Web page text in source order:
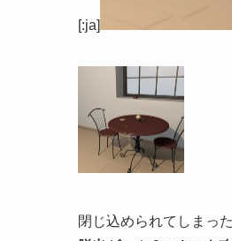
[:ja]
閉じ込められてしまっ